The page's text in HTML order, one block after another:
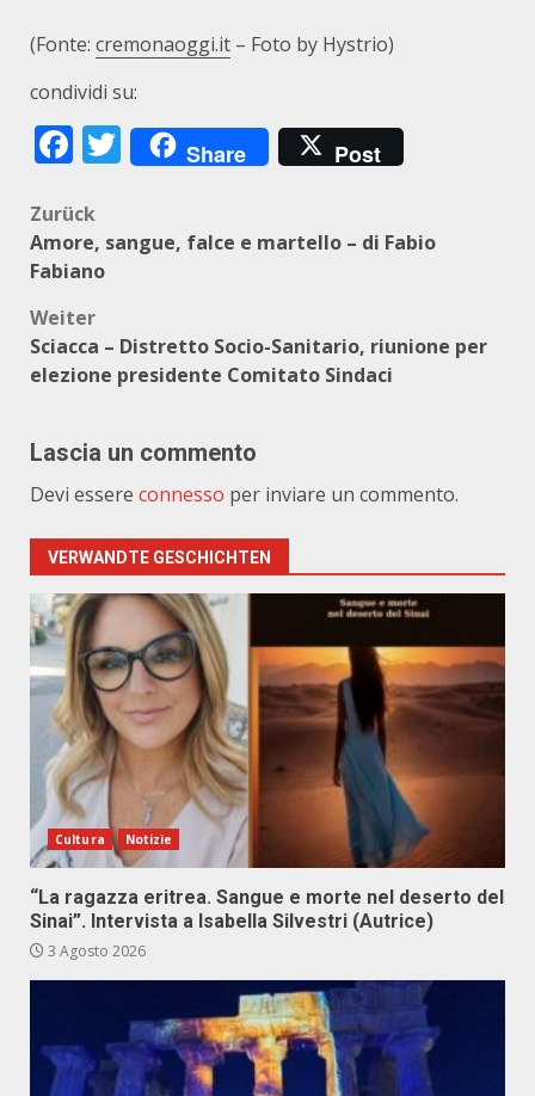
(Fonte: cremonaoggi.it – Foto by Hystrio)
condividi su:
Facebook
Twitter
Share Post
Beitragsnavigation
Zurück
Amore, sangue, falce e martello – di Fabio
Fabiano
Weiter
Sciacca – Distretto Socio-Sanitario, riunione per
elezione presidente Comitato Sindaci
Lascia un commento
Devi essere connesso per inviare un commento.
VERWANDTE GESCHICHTEN
Cultura Notizie
“La ragazza eritrea. Sangue e morte nel deserto del
Sinai”. Intervista a Isabella Silvestri (Autrice)
3 Agosto 2026